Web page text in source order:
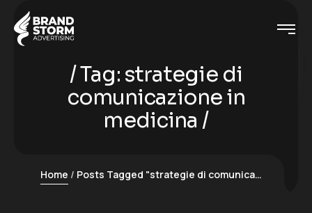
Tag: strategie di
comunicazione in
medicina
Home Posts Tagged "strategie di comunicazione in medicina"